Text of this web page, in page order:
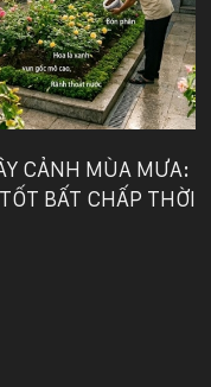
CẢNH MÙA MƯA:
BẤT CHẤP THỜI